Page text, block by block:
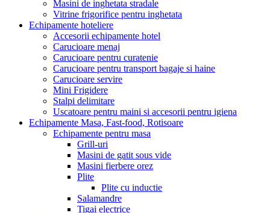
Masini de inghetata stradale
Vitrine frigorifice pentru inghetata
Echipamente hoteliere
Accesorii echipamente hotel
Carucioare menaj
Carucioare pentru curatenie
Carucioare pentru transport bagaje si haine
Carucioare servire
Mini Frigidere
Stalpi delimitare
Uscatoare pentru maini si accesorii pentru igiena
Echipamente Masa, Fast-food, Rotisoare
Echipamente pentru masa
Grill-uri
Masini de gatit sous vide
Masini fierbere orez
Plite
Plite cu inductie
Salamandre
Tigai electrice